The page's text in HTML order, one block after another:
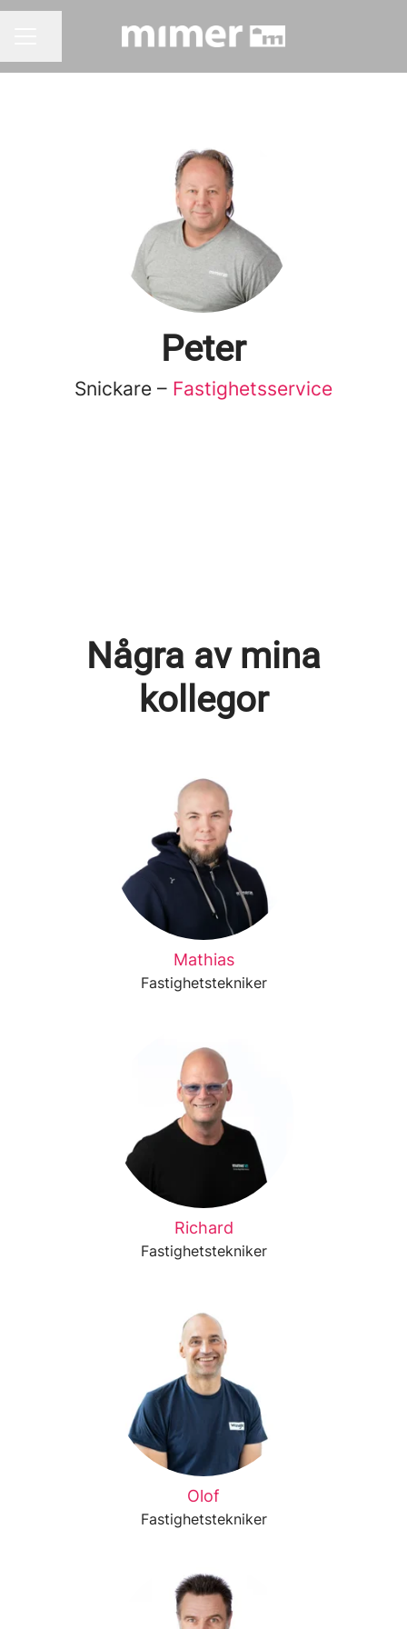
Peter
Snickare – Fastighetsservice
Några av mina
kollegor
Mathias
Fastighetstekniker
Richard
Fastighetstekniker
Olof
Fastighetstekniker